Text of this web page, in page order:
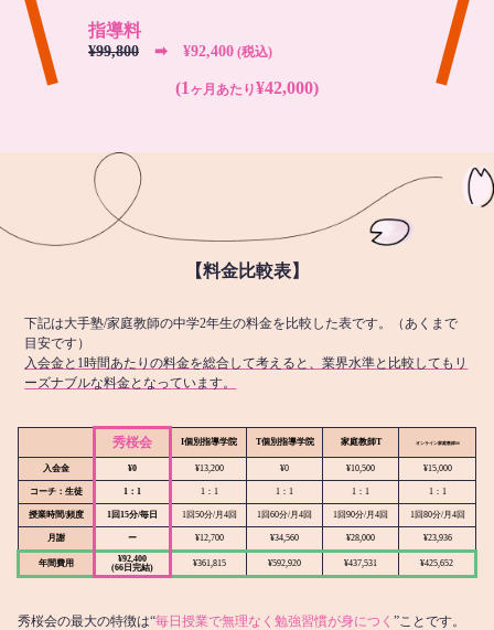
指導料
¥99,800 ➡︎ ¥92,400 (税込)
(1 ヶ月あたり¥42,000)
【料金比較表】
下記は大手塾/家庭教師の中学2年生の料金を比較した表です。（あくまで
目安です）
入会金と1時間あたりの料金を総合して考えると、業界水準と比較してもリ
ーズナブルな料金となっています。
秀桜会 I個別指導学院 T個別指導学院 家庭教師T オンライン家庭教師M
入会金 ¥0 ¥13,200 ¥0 ¥10,500 ¥15,000
コーチ：生徒 1：1 1：1 1：1 1：1 1：1
授業時間/頻度 1回15分/毎日 1回50分/月4回 1回60分/月4回 1回90分/月4回 1回80分/月4回
月謝 ー ¥12,700 ¥34,560 ¥28,000 ¥23,936
年間費用
¥92,400
(66日完結)
¥361,815 ¥592,920 ¥437,531 ¥425,652
秀桜会の最大の特徴は“毎日授業で無理なく勉強習慣が身につく ”ことです。